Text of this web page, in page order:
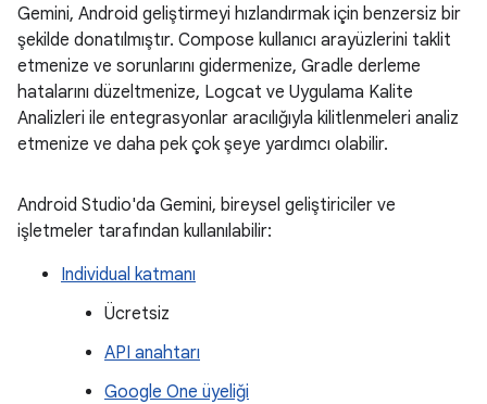
Gemini, Android geliştirmeyi hızlandırmak için benzersiz bir
şekilde donatılmıştır. Compose kullanıcı arayüzlerini taklit
etmenize ve sorunlarını gidermenize, Gradle derleme
hatalarını düzeltmenize, Logcat ve Uygulama Kalite
Analizleri ile entegrasyonlar aracılığıyla kilitlenmeleri analiz
etmenize ve daha pek çok şeye yardımcı olabilir.
Android Studio'da Gemini, bireysel geliştiriciler ve
işletmeler tarafından kullanılabilir:
Individual katmanı
Ücretsiz
API anahtarı
Google One üyeliği